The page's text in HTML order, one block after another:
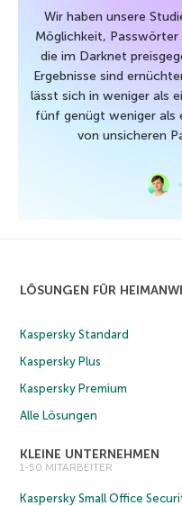
Wir haben unsere
Möglichkeit, Passwörter
die im Darknet
Ergebnisse sind
lässt sich in weniger als
fünf genügt weniger als
von unsicheren
LÖSUNGEN FÜR
Kaspersky Standard
Kaspersky Plus
Kaspersky Premium
Alle Lösungen
KLEINE UNTERNEHMEN
1-50 MITARBEITER
Kaspersky Small Office